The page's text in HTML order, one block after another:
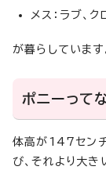
メス：ラブ、ク
が暮らしています
ポニーって
体高が147センチ
び、それより大き